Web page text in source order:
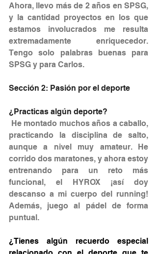
Ahora, llevo más de 2 años en SPSG,
y la cantidad proyectos en los que
estamos involucrados me resulta
extremadamente enriquecedor.
Tengo solo palabras buenas para
SPSG y para Carlos.
Sección 2: Pasión por el deporte
¿Practicas algún deporte?
practicando la disciplina de salto,
aunque a nivel muy amateur. He
corrido dos maratones, y ahora estoy
entrenando para un reto más
funcional, el HYROX ¡así doy
descanso a mi cuerpo del running!
Además, juego al pádel de forma
puntual.
¿Tienes algún recuerdo especial